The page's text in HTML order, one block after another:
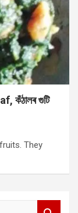
গুটি
They